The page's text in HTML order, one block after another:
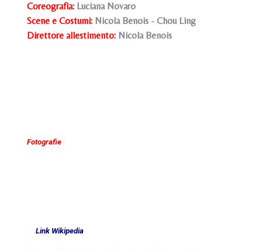
Coreografia: Luciana Novaro
Scene e Costumi: Nicola Benois - Chou Ling
Direttore allestimento: Nicola Benois
Fotografie
Link Wikipedia